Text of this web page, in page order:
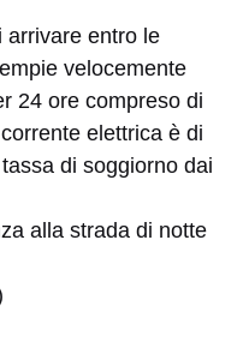
arrivare entro le
velocemente
24 ore compreso di
elettrica è di
di soggiorno dai
alla strada di notte